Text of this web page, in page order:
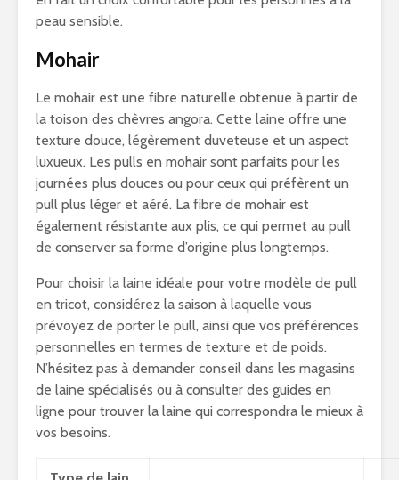
peau sensible.
Mohair
Le mohair est une fibre naturelle obtenue à partir de
la toison des chèvres angora. Cette laine offre une
texture douce, légèrement duveteuse et un aspect
luxueux. Les pulls en mohair sont parfaits pour les
journées plus douces ou pour ceux qui préfèrent un
pull plus léger et aéré. La fibre de mohair est
également résistante aux plis, ce qui permet au pull
de conserver sa forme d’origine plus longtemps.
Pour choisir la laine idéale pour votre modèle de pull
en tricot, considérez la saison à laquelle vous
prévoyez de porter le pull, ainsi que vos préférences
personnelles en termes de texture et de poids.
N’hésitez pas à demander conseil dans les magasins
de laine spécialisés ou à consulter des guides en
ligne pour trouver la laine qui correspondra le mieux à
vos besoins.